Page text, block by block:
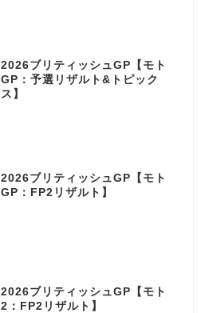
2026ブリティッシュGP【モト
GP：予選リザルト&トピック
ス】
2026ブリティッシュGP【モト
GP：FP2リザルト】
2026ブリティッシュGP【モト
2：FP2リザルト】